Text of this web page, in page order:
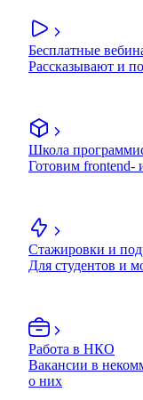
Бесплатные
Рассказывают и
Школа
Готовим frontend-
Стажировки и
Для студентов и
Работа в НКО
Вакансии в
о них